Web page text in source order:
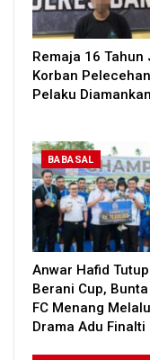
Remaja 16 Tahun
Korban
Pelaku
BABASAL
Anwar Hafid Tutup
Berani Cup,
FC Menang
Drama Adu Finalti